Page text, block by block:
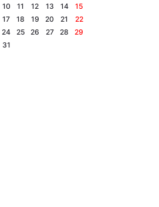
10 11 12 13 14
15
17 18 19 20 21
22
24 25 26 27 28
29
31